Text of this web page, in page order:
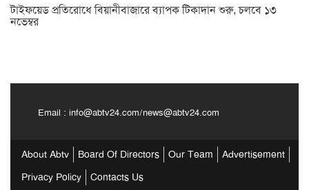
টাইফয়েড প্রতিরোধে বিয়ানীবাজারে ব্যাপক টিকাদান শুরু, চলবে ১৩
নভেম্বর
Email : info@abtv24.com/news@abtv24.com
About Abtv Board Of Directors Our Team
Advertisement
Privacy Policy
Contacts Us